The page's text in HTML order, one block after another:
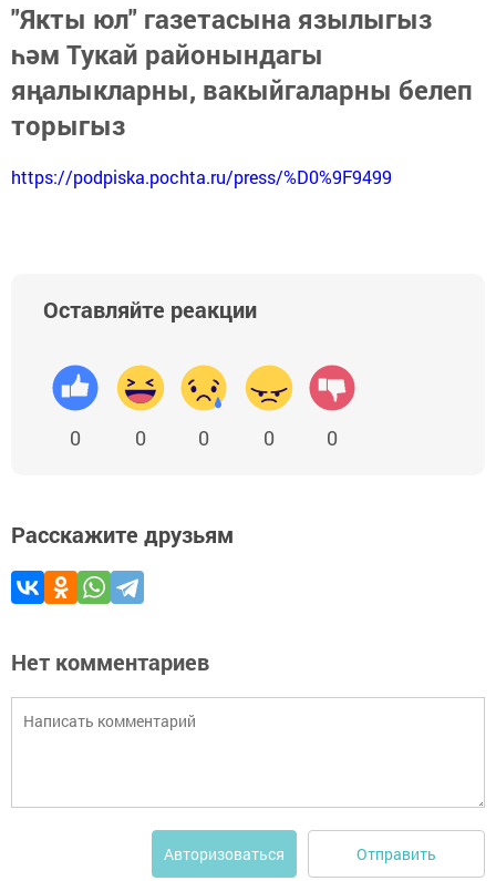
"Якты юл" газетасына язылыгыз
һәм Тукай районындагы
яңалыкларны, вакыйгаларны белеп
торыгыз
https://podpiska.pochta.ru/press/%D0%9F9499
Оставляйте реакции
0 0 0 0 0
Расскажите друзьям
Нет комментариев
Авторизоваться Отправить